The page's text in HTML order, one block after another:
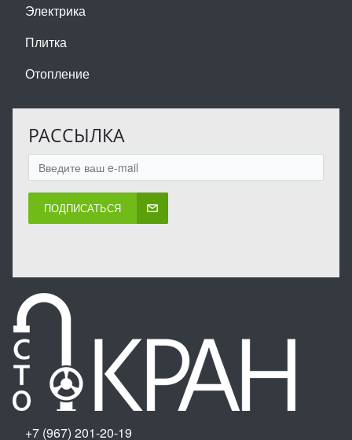
Электрика
Плитка
Отопление
РАССЫЛКА
ПОДПИСАТЬСЯ
+7 (967) 201-20-19